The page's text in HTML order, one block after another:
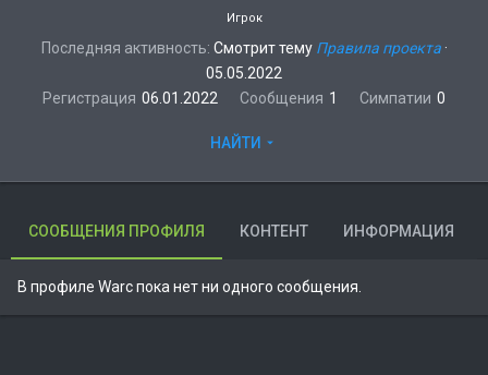
Игрок
Последняя активность Смотрит тему Правила проекта ·
05.05.2022
Регистрация 06.01.2022 Сообщения 1 Симпатии 0
НАЙТИ
СООБЩЕНИЯ ПРОФИЛЯ КОНТЕНТ ИНФОРМАЦИЯ
В профиле Warc пока нет ни одного сообщения.